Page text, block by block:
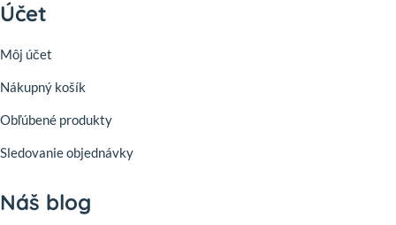
Účet
Môj účet
Nákupný košík
Obľúbené produkty
Sledovanie objednávky
Náš blog